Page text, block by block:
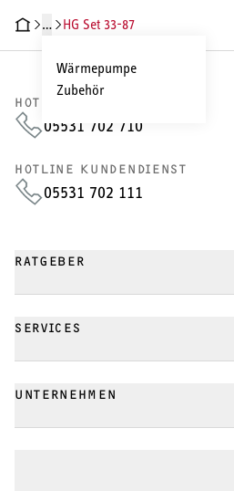
DATENDOKUMENTE
…
Wärmepumpe
Zubehör
HG Set 33-87
HOTLINE VERTRIEB
05531 702 710
HOTLINE KUNDENDIENST
05531 702 111
RATGEBER
SERVICES
UNTERNEHMEN